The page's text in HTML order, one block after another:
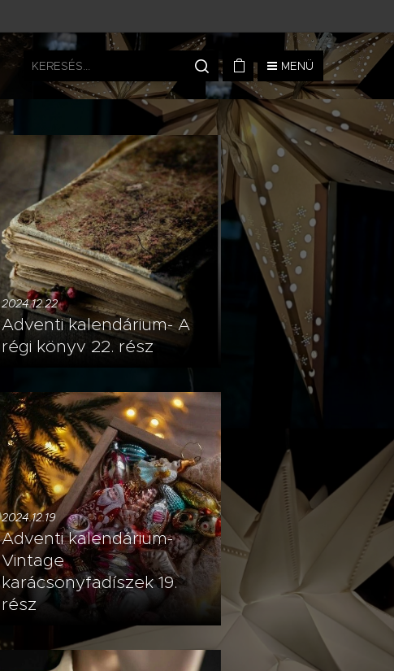
MENÜ
2024.12.22
Adventi kalendárium- A
régi könyv 22. rész
2024.12.19
Adventi kalendárium-
Vintage
karácsonyfadíszek 19.
rész